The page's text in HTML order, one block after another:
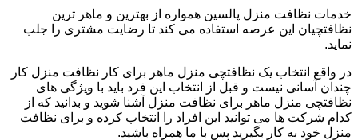
خدمات نظافت منزل پالسین همواره از بهترین و ماهر ترین
نظافتچیان این عرصه استفاده می کند تا رضایت مشتری را جلب
نماید.
در واقع انتخاب یک نظافتچی منزل ماهر برای کار نظافت منزل کار
چندان آسانی نیست و قبل از انتخاب این فرد باید با ویژگی های
نظافتچی منزل ماهر برای نظافت منزل آشنا شوید و بدانید که از
کدام شرکت ها می توانید این افراد را انتخاب کرده و برای نظافت
منزل خود به کار بگیرید پس با ما همراه باشید.